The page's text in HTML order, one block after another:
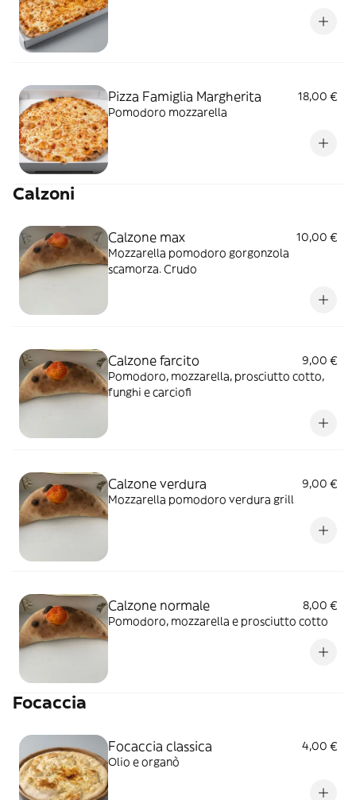
Pizza Famiglia Margherita
18,00 €
Pomodoro mozzarella
Calzoni
Calzone max
10,00 €
Mozzarella pomodoro gorgonzola
scamorza. Crudo
Calzone farcito
9,00 €
Pomodoro, mozzarella, prosciutto cotto,
funghi e carciofi
Calzone verdura
9,00 €
Mozzarella pomodoro verdura grill
Calzone normale
8,00 €
Pomodoro, mozzarella e prosciutto cotto
Focaccia
Focaccia classica
4,00 €
Olio e organò